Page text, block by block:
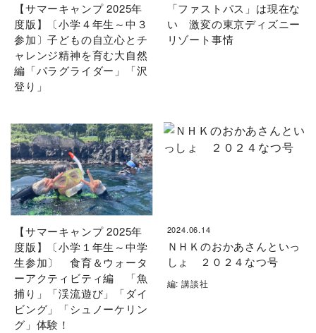
【サマーキャンプ 2025年
度版】〔小学４年生～中３
参加〕子どもの自立心とチ
ャレンジ精神を育む大自然
編「パラグライダー」「沢
登り」
「ファストパス」は現在な
い 激変の東京ディズニー
リゾート事情
【サマーキャンプ 2025年
度版】〔小学１年生～中学
生参加〕 食育＆ウォータ
ーアクティビティ編 「魚
捕り」「渓流遊び」「ダイ
ビング」「シュノーケリン
グ」体験！
2024.06.14
ＮＨＫのおかあさんといっ
しょ ２０２４なつ号
編: 講談社